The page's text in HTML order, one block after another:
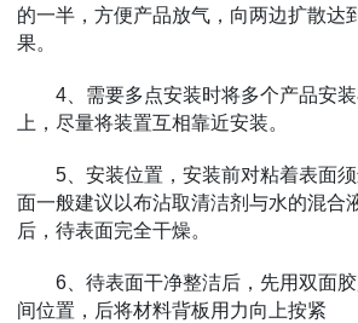
的一半，方便产品放气，向两边扩散达
果。
4、需要多点安装时将多个产品安
上，尽量将装置互相靠近安装。
5、安装位置，安装前对粘着表面
面一般建议以布沾取清洁剂与水的混合
后，待表面完全干燥。
6、待表面干净整洁后，先用双面
间位置，后将材料背板用力向上按紧